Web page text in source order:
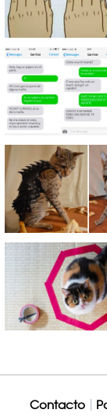
Contacto